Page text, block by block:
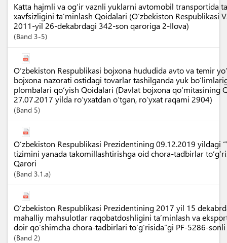
Katta hajmli va og‘ir vaznli yuklarni avtomobil transportida
xavfsizligini ta’minlash Qoidalari (O‘zbekiston Respublikasi
2011-yil 26-dekabrdagi 342-son qaroriga 2-Ilova)
Band 3-5
O‘zbekiston Respublikasi bojxona hududida avto va temir
bojxona nazorati ostidagi tovarlar tashilganda yuk
plombalari qo‘yish Qoidalari (Davlat bojxona qo‘mitasining
27.07.2017 yilda ro‘yxatdan o‘tgan, ro‘yxat raqami 2904)
Band 5
O‘zbekiston Respublikasi Prezidentining 09.12.2019 yildagi
tizimini yanada takomillashtirishga oid chora-tadbirlar
Qarori
Band 3.1.a
O‘zbekiston Respublikasi Prezidentining 2017 yil 15
mahalliy mahsulotlar raqobatdoshligini ta’minlash va
doir qo‘shimcha chora-tadbirlari to‘g‘risida”gi PF-5286-
Band 2